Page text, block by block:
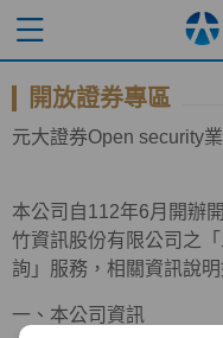
開放證券專區
元大證券Open security
本公司自112年6月開辦
竹資訊股份有限公司之
詢」服務，相關資訊說明
一、本公司資訊